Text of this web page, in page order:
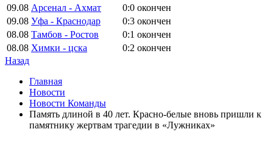
09.08 Арсенал - Ахмат 0:0 окончен
09.08 Уфа - Краснодар 0:3 окончен
08.08 Тамбов - Ростов 0:1 окончен
08.08 Химки - цска 0:2 окончен
Назад
Главная
Новости
Новости Команды
Память длиной в 40 лет. Красно-белые вновь пришли к
памятнику жертвам трагедии в «Лужниках»